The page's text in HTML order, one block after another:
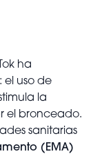
ha
el uso de
la
el bronceado.
sanitarias
(EMA)